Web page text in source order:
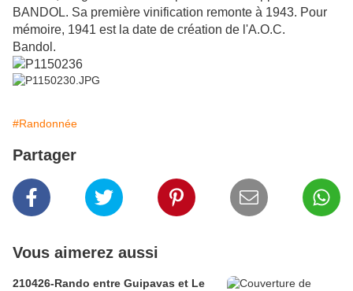
BANDOL. Sa première vinification remonte à 1943. Pour
mémoire, 1941 est la date de création de l'A.O.C.
Bandol.
#Randonnée
Partager
Vous aimerez aussi
210426-Rando entre Guipavas et Le